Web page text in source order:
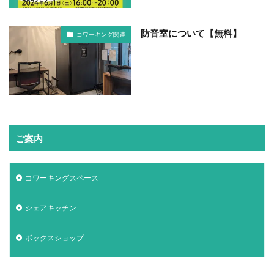
コワーキング関連 防音室について【無料】
ご案内
コワーキングスペース
シェアキッチン
ボックスショップ